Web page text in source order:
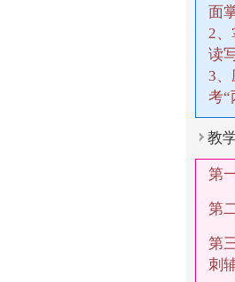
面
2、
读
3、
考“
教
第
第
第
刺